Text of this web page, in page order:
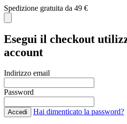
Spedizione gratuita da 49 €
Esegui il checkout
account
Indirizzo email
Password
Accedi Hai dimenticato la password?